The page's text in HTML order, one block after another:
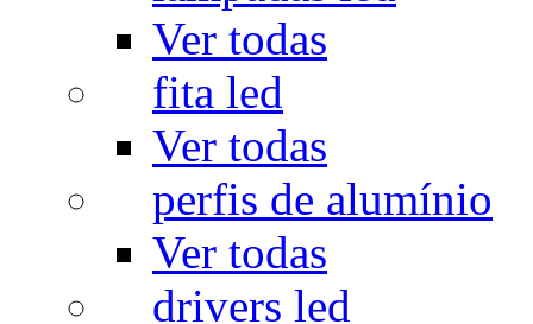
Ver todas
fita led
Ver todas
perfis de alumínio
Ver todas
drivers led